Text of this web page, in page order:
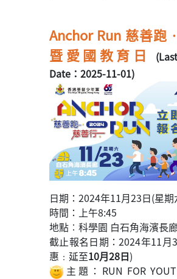
Anchor Run 慈善跑
暨愛國教育日
Date：2025-11-01)
日期：2024年11月23日(星期
時間：上午8:45
地點︰科學園 白石角海濱長
截止報名日期：2024年11月
惠﹕延至10月28日)
主題：RUN FOR